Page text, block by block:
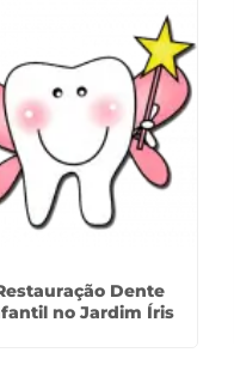
Dente
no Jardim Íris